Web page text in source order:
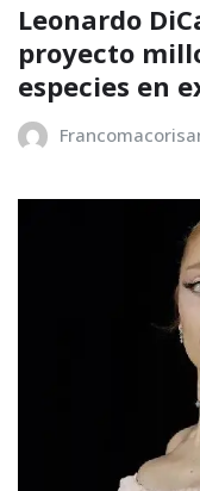
Leonardo
proyecto
especies en